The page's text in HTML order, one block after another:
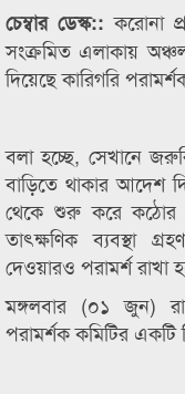
চেম্বার ডেস্ক::করোনা
সংক্রমিত এলাকায়
দিয়েছে কারিগরি
বলা হচ্ছে, সেখানে
বাড়িতে থাকার আদেশ
থেকে শুরু করে কঠোর
তাৎক্ষণিক ব্যবস্থা
দেওয়ারও পরামর্শ রাখা
মঙ্গলবার (০১ জুন)
পরামর্শক কমিটির একটি